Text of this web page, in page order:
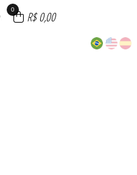
0 R$ 0,00